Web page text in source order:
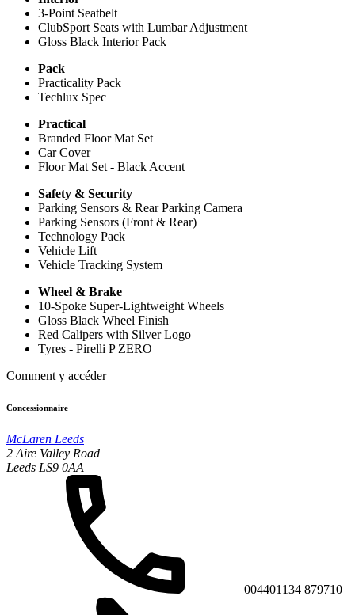
3-Point Seatbelt
ClubSport Seats with Lumbar Adjustment
Gloss Black Interior Pack
Pack
Practicality Pack
Techlux Spec
Practical
Branded Floor Mat Set
Car Cover
Floor Mat Set - Black Accent
Safety & Security
Parking Sensors & Rear Parking Camera
Parking Sensors (Front & Rear)
Technology Pack
Vehicle Lift
Vehicle Tracking System
Wheel & Brake
10-Spoke Super-Lightweight Wheels
Gloss Black Wheel Finish
Red Calipers with Silver Logo
Tyres - Pirelli P ZERO
Comment y accéder
Concessionnaire
McLaren Leeds
2 Aire Valley Road
Leeds LS9 0AA
004401134 879710